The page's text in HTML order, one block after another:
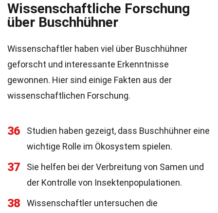
Wissenschaftliche Forschung
über Buschhühner
Wissenschaftler haben viel über Buschhühner
geforscht und interessante Erkenntnisse
gewonnen. Hier sind einige Fakten aus der
wissenschaftlichen Forschung.
36
Studien haben gezeigt, dass Buschhühner eine
wichtige Rolle im Ökosystem spielen.
37
Sie helfen bei der Verbreitung von Samen und
der Kontrolle von Insektenpopulationen.
38
Wissenschaftler untersuchen die